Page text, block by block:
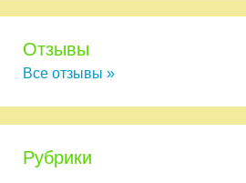
Отзывы
Все отзывы »
Рубрики